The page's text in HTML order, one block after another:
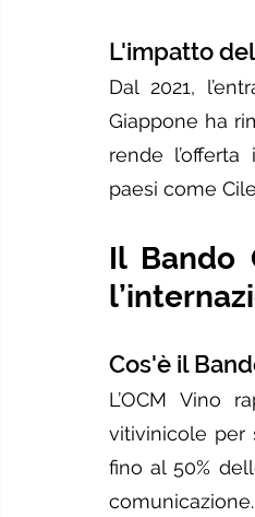
L'impatto
Dal 2021,
Giappone ha
rende
paesi come
Il Bando
Cos'è il
L’OCM Vino
vitivinicole per
fino al 50%
comunicazione.